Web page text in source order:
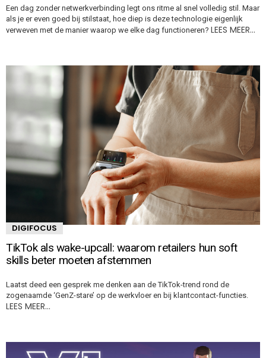
Een dag zonder netwerkverbinding legt ons ritme al snel volledig stil. Maar
als je er even goed bij stilstaat, hoe diep is deze technologie eigenlijk
verweven met de manier waarop we elke dag functioneren? LEES MEER…
DIGIFOCUS
TikTok als wake-upcall: waarom retailers hun soft
skills beter moeten afstemmen
Laatst deed een gesprek me denken aan de TikTok-trend rond de
zogenaamde ‘GenZ-stare’ op de werkvloer en bij klantcontact-functies.
LEES MEER…